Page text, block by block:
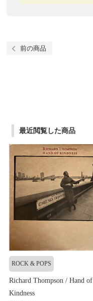
前の商品
最近閲覧した商品
ROCK & POPS
Richard Thompson / Hand of
Kindness